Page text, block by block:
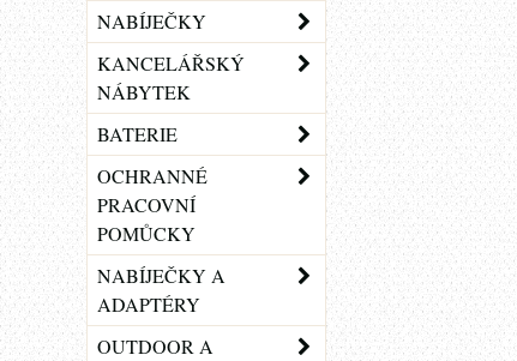
NABÍJEČKY
KANCELÁŘSKÝ
NÁBYTEK
BATERIE
OCHRANNÉ
PRACOVNÍ
POMŮCKY
NABÍJEČKY A
ADAPTÉRY
OUTDOOR A